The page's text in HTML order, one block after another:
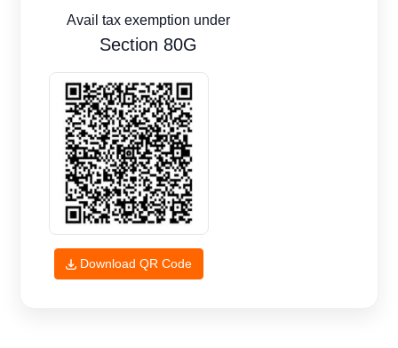
Avail tax exemption under
Section 80G
Download QR Code